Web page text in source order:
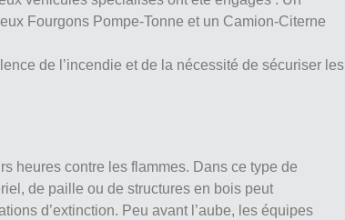
Fourgons Pompe-Tonne et un Camion-Citerne
de l’incendie et de la nécessité de sécuriser les
heures contre les flammes. Dans ce type de
de paille ou de structures en bois peut
d’extinction. Peu avant l’aube, les équipes